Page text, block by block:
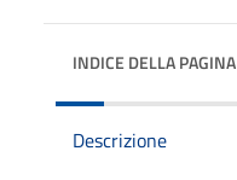
INDICE DELLA PAGINA
Descrizione